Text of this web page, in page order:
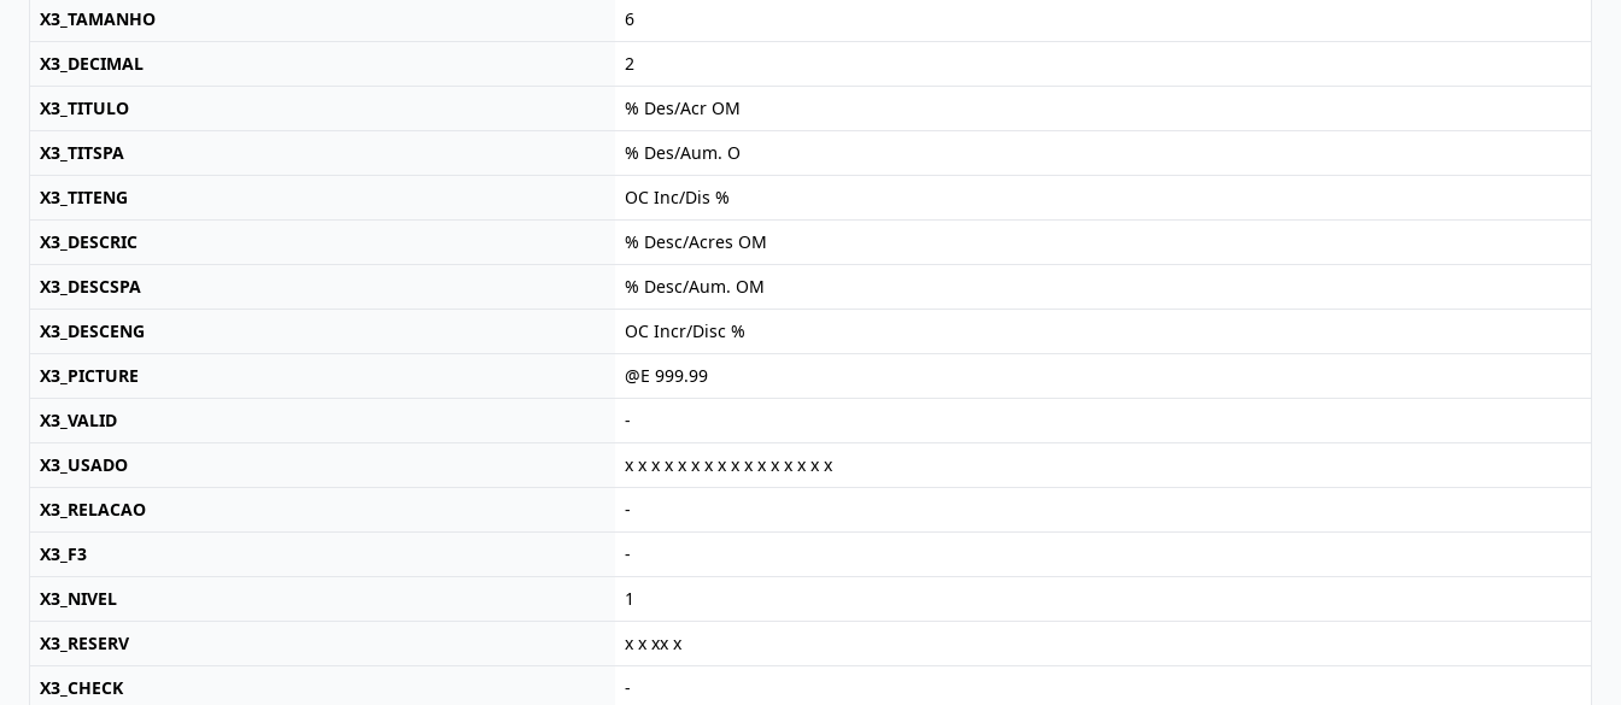
X3_TAMANHO
6
X3_DECIMAL
2
X3_TITULO
% Des/Acr OM
X3_TITSPA
% Des/Aum. O
X3_TITENG
OC Inc/Dis %
X3_DESCRIC
% Desc/Acres OM
X3_DESCSPA
% Desc/Aum. OM
X3_DESCENG
OC Incr/Disc %
X3_PICTURE
@E 999.99
X3_VALID
-
X3_USADO
x x x x x x x x x x x x x x x x
X3_RELACAO
-
X3_F3
-
X3_NIVEL
1
X3_RESERV
x x xx x
X3_CHECK
-